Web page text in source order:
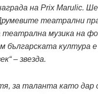
на Prix Marulic.
театрални
театрална музика на
българската култура
– звезда.
за таланта като дар